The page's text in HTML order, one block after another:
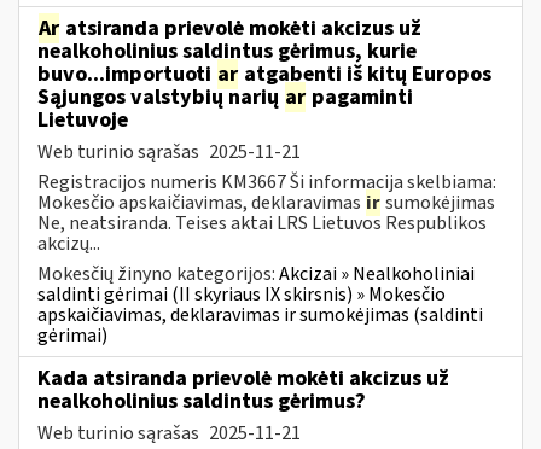
Ar atsiranda prievolė mokėti akcizus už
nealkoholinius saldintus gėrimus, kurie
buvo...importuoti ar atgabenti iš kitų Europos
Sąjungos valstybių narių ar pagaminti
Lietuvoje
Web turinio sąrašas 2025-11-21
Registracijos numeris KM3667 Ši informacija skelbiama:
Mokesčio apskaičiavimas, deklaravimas irsumokėjimas
Ne, neatsiranda. Teises aktai LRS Lietuvos Respublikos
akcizų...
Mokesčių žinyno kategorijos:Akcizai » Nealkoholiniai
saldinti gėrimai (II skyriaus IX skirsnis) » Mokesčio
apskaičiavimas, deklaravimas ir sumokėjimas (saldinti
gėrimai)
Kada atsiranda prievolė mokėti akcizus už
nealkoholinius saldintus gėrimus?
Web turinio sąrašas 2025-11-21